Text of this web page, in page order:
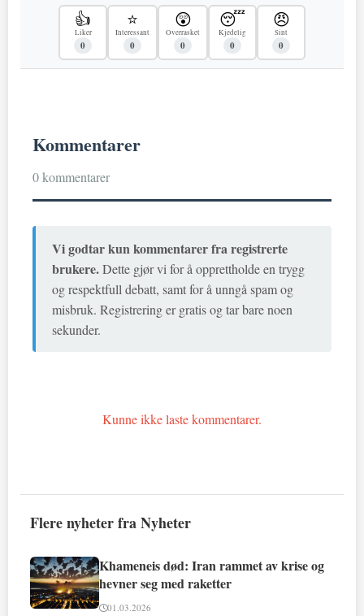
👍
Liker
0
⭐
Interessant
0
😲
Overrasket
0
😴
Kjedelig
0
😠
Sint
0
Kommentarer
0 kommentarer
Vi godtar kun kommentarer fra registrerte
brukere.Dette gjør vi for å opprettholde en trygg
og respektfull debatt, samt for å unngå spam og
misbruk. Registrering er gratis og tar bare noen
sekunder.
Kunne ikke laste kommentarer.
Flere nyheter fra Nyheter
Khameneis død: Iran rammet av krise og
hevner seg med raketter
01.03.2026